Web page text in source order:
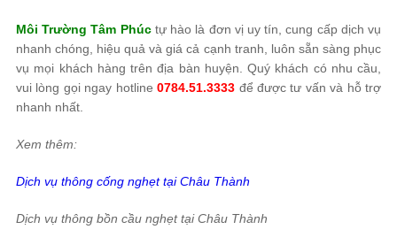
Môi Trường Tâm Phúctự hào là đơn vị uy tín, cung cấp dịch vụ
nhanh chóng, hiệu quả và giá cả cạnh tranh, luôn sẵn sàng phục
vụ mọi khách hàng trên địa bàn huyện. Quý khách có nhu cầu,
vui lòng gọi ngay hotline0784.51.3333 để được tư vấn và hỗ trợ
nhanh nhất.
Xem thêm:
Dịch vụ thông cống nghẹt tại Châu Thành
Dịch vụ thông bồn cầu nghẹt tại Châu Thành